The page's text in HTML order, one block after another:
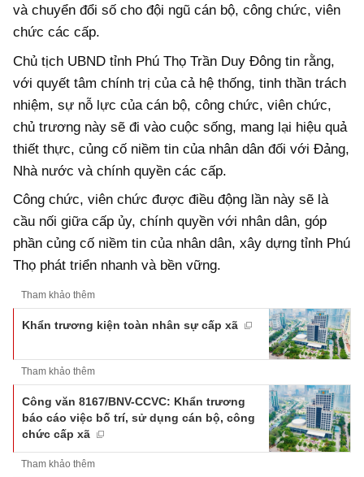
và chuyển đổi số cho đội ngũ cán bộ, công chức, viên
chức các cấp.
Chủ tịch UBND tỉnh Phú Thọ Trần Duy Đông tin rằng,
với quyết tâm chính trị của cả hệ thống, tinh thần trách
nhiệm, sự nỗ lực của cán bộ, công chức, viên chức,
chủ trương này sẽ đi vào cuộc sống, mang lại hiệu quả
thiết thực, củng cố niềm tin của nhân dân đối với Đảng,
Nhà nước và chính quyền các cấp.
Công chức, viên chức được điều động lần này sẽ là
cầu nối giữa cấp ủy, chính quyền với nhân dân, góp
phần củng cố niềm tin của nhân dân, xây dựng tỉnh Phú
Thọ phát triển nhanh và bền vững.
Tham khảo thêm
Khẩn trương kiện toàn nhân sự cấp xã
Tham khảo thêm
Công văn 8167/BNV-CCVC: Khẩn trương
báo cáo việc bố trí, sử dụng cán bộ, công
chức cấp xã
Tham khảo thêm